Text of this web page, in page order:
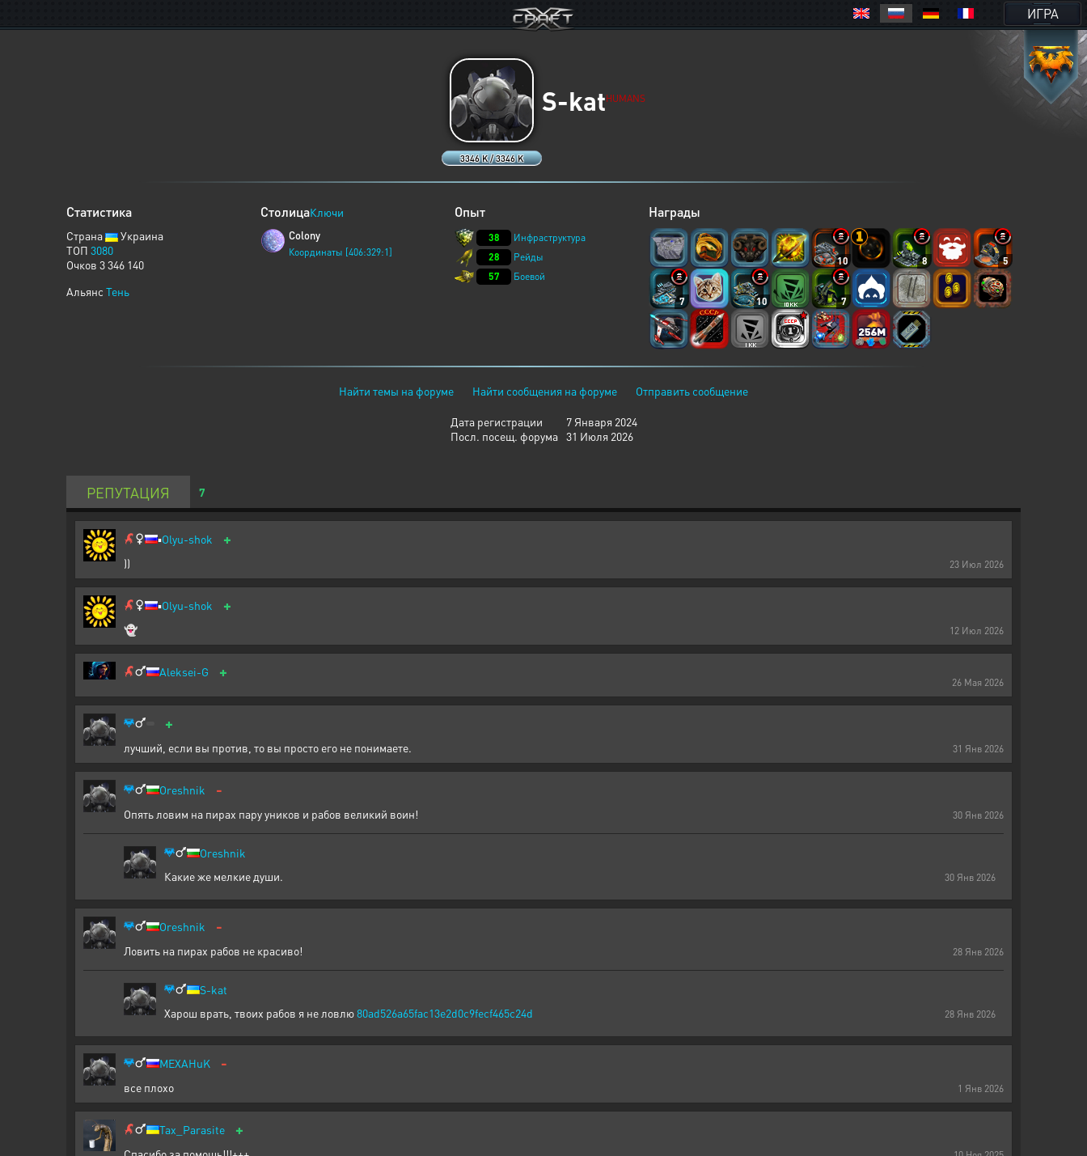
ИГРА
3346 K / 3346 K
S-katHUMANS
Статистика
Страна
Украина
ТОП 3080
Очков 3 346 140
Альянс Тень
СтолицаКлючи
Colony
Координаты [406:329:1]
Опыт
38
Инфраструктура
28
Рейды
57
Боевой
Награды
10 8 5
7 10 7
Найти темы на форуме Найти сообщения на форуме Отправить сообщение
Дата регистрации
7 Января 2024
Посл. посещ. форума 31 Июля 2026
РЕПУТАЦИЯ 7
23 Июл 2026
▪️Olyu-shok +
))
12 Июл 2026
▪️Olyu-shok +
👻
26 Мая 2026
Aleksei-G +
31 Янв 2026
+
лучший, если вы против, то вы просто его не понимаете.
30 Янв 2026
Oreshnik -
Опять ловим на пирах пару уников и рабов великий воин!
30 Янв 2026
Oreshnik
Какие же мелкие души.
28 Янв 2026
Oreshnik -
Ловить на пирах рабов не красиво!
28 Янв 2026
S-kat
Харош врать, твоих рабов я не ловлю80ad526a65fac13e2d0c9fecf465c24d
1 Янв 2026
MEXAHuK -
все плохо
Tax_Parasite +